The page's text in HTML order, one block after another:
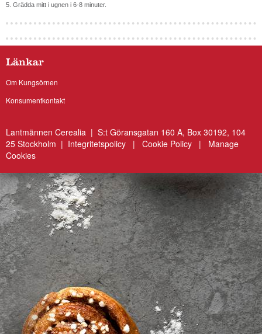
5. Grädda mitt i ugnen i 6-8 minuter.
Länkar
Om Kungsörnen
Konsumentkontakt
Lantmännen Cerealia | S:t Göransgatan 160 A, Box 30192, 104
25 Stockholm | Integritetspolicy | Cookie Policy | Manage
Cookies